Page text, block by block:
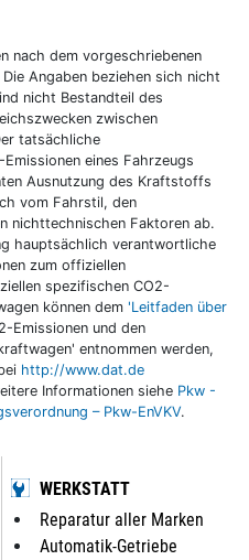
nach dem vorgeschriebenen
Angaben beziehen sich nicht
nicht Bestandteil des
zwischen
tatsächliche
eines Fahrzeugs
Ausnutzung des Kraftstoffs
vom Fahrstil, den
nichttechnischen Faktoren ab.
hauptsächlich verantwortliche
zum offiziellen
spezifischen CO2-
können dem 'Leitfaden über
Emissionen und den
entnommen werden,
http://www.dat.de
Informationen siehe Pkw -
– Pkw-EnVKV.
WERKSTATT
Reparatur aller Marken
Automatik-Getriebe